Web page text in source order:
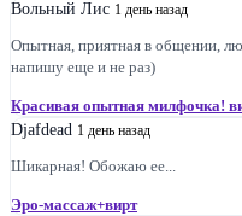
Вольный Лис 1 день назад
Опытная, приятная в общении,
напишу еще и не раз)
Красивая опытная милфочка!
Djafdead 1 день назад
Шикарная! Обожаю ее...
Эро-массаж+вирт